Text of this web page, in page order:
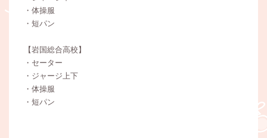
・体操服
・短パン
【岩国総合高校】
・セーター
・ジャージ上下
・体操服
・短パン